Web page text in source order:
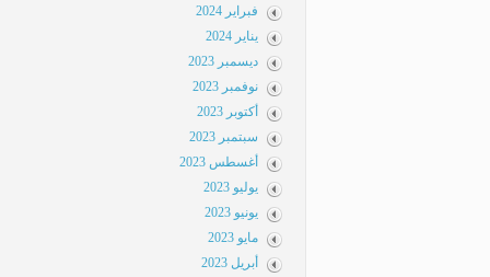
فبراير 2024
يناير 2024
ديسمبر 2023
نوفمبر 2023
أكتوبر 2023
سبتمبر 2023
أغسطس 2023
يوليو 2023
يونيو 2023
مايو 2023
أبريل 2023